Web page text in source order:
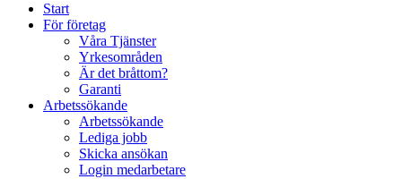
Start
För företag
Våra Tjänster
Yrkesområden
Är det bråttom?
Garanti
Arbetssökande
Arbetssökande
Lediga jobb
Skicka ansökan
Login medarbetare